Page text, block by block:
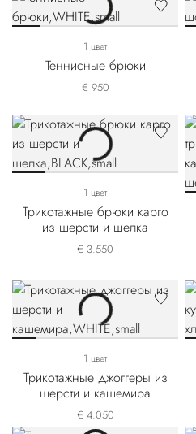
1 цвет
Теннисные брюки
€ 950
1 цвет
Трикотажные брюки карго
из шерсти и шелка
€ 3.550
1 цвет
Трикотажные джоггеры из
шерсти и кашемира
€ 4.050